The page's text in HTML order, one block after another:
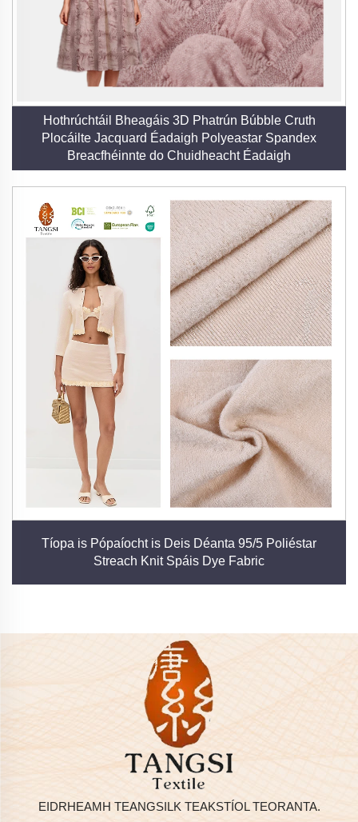
Hothrúchtáil Bheagáis 3D Phatrún Búbble Cruth
Plocáilte Jacquard Éadaigh Polyeastar Spandex
Breacfhéinnte do Chuidheacht Éadaigh
Tíopa is Pópaíocht is Deis Déanta 95/5 Poliéstar
Streach Knit Spáis Dye Fabric
EIDRHEAMH TEANGSILK TEAKSTÍOL TEORANTA.